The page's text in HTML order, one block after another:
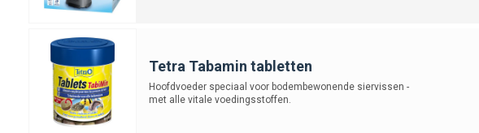
Tetra Tabamin tabletten
Hoofdvoeder speciaal voor bodembewonende siervissen -
met alle vitale voedingsstoffen.